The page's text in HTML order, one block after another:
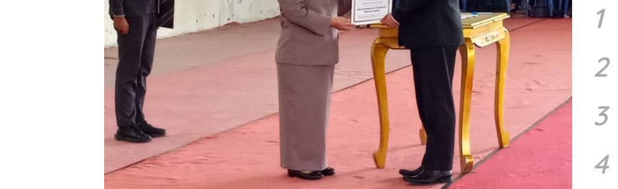
1
2
3
4